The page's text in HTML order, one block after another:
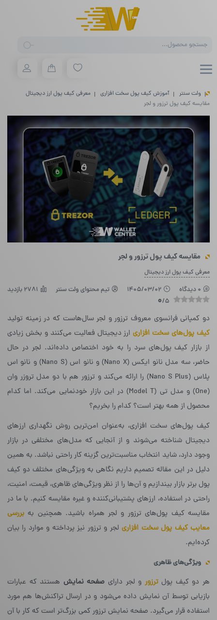
search
ولت سنتر آموزش کیف پول سخت افزاری
معرفی کیف پول ارز دیجیتال
مقایسه کیف پول ترزور و لجر
مقایسه کیف پول ترزور و لجر
معرفی کیف پول ارز دیجیتال
0 دیدگاه 1405/03/02 تیم محتوای ولت سنتر 2781 بازدید
0/5
دو کمپانی فرانسوی معروف ترزور و لجر سال‌هاست که در زمینه تولید
کیف پول‌های سخت افزاریارز دیجیتال فعالیت می‌کنند و بخش زیادی
از بازار کیف پول‌های سرد را به خود اختصاص داده‌اند. لجر در حال
حاضر، سه مدل نانو ایکس (Nano X) و نانو اس (Nano S) و نانو اس
پلاس (Nano S Plus) را ارائه می‌کند و ترزور هم با دو مدل تروزر وان
(One) و مدل تی (Model T) در این بازار خودنمایی می‌کند. اما کدام
محصول از همه بهتر است؟ کدام را بخریم؟
کیف پول‌های سخت افزاری، به‌عنوان امن‌ترین روش نگهداری ارزهای
دیجیتال شناخته می‌شوند و از آنجایی که مدل‌های مختلفی در بازار
وجود دارد، شاید انتخاب مناسبت‌ترین گزینه کار راحتی نباشد. به همین
دلیل در این مقاله تصمیم داریم نگاهی به ویژگی‌های مختلف دو کیف
پول برتر بازار بیندازیم و آن‌ها را از نظر ویژگی‌های ظاهری، قیمت، امنیت،‌
راحتی در استفاده، ارزهای پشتیبانی‌کننده و غیره مقایسه کنیم. با ما در
مقایسه کیف پول‌های ترزور و لجر همراه باشید. همچنین به بررسی
معایب کیف پول سخت افزاریلجر و ترزور نیز پرداخته و موارد را بیان
کرده‌ایم.
ویژگی‌های ظاهری
هر دو کیف پولترزور و لجر دارای صفحه نمایش هستند که عبارات
بازیابی توسط آن نمایش داده می‌شود و در ارسال تراکنش‌ها هم مورد
استفاده قرار می‌گیرد. صفحه نمایش ترزور کمی بزرگ‌تر است که کار با آن